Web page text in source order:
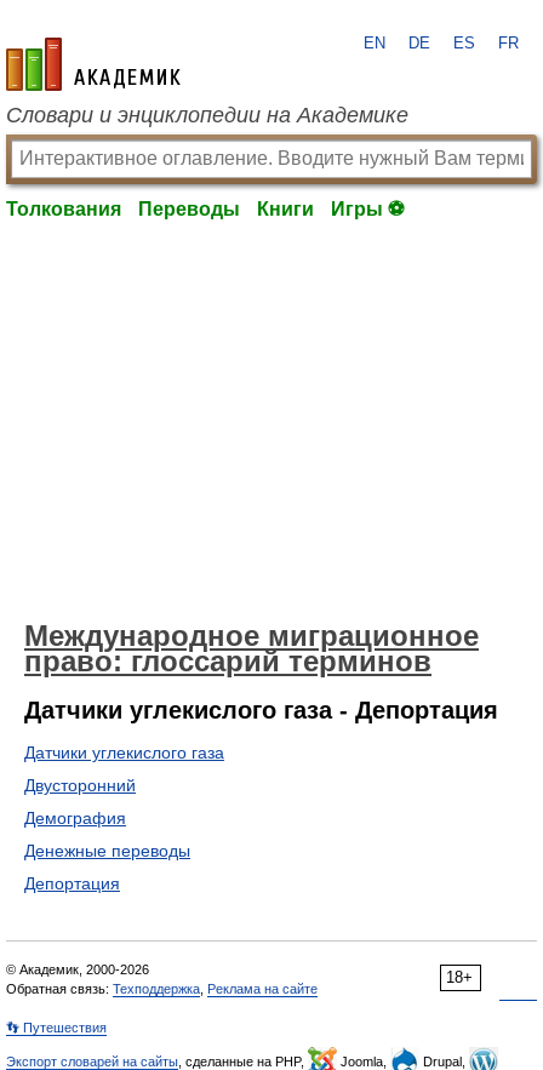
academic.ru
EN DE ES FR
Словари и энциклопедии на Академике
Толкования Переводы Книги Игры ⚽
Международное миграционное
право: глоссарий терминов
Датчики углекислого газа - Депортация
Датчики углекислого газа
Двусторонний
Демография
Денежные переводы
Депортация
18+
© Академик, 2000-2026
Обратная связь: Техподдержка Реклама на сайте
👣 Путешествия
Экспорт словарей на сайты , сделанные на PHP, Joomla,
Drupal,